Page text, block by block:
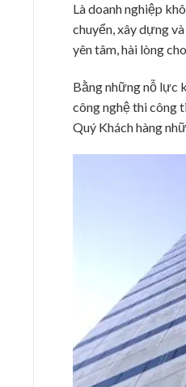
Là doanh nghiệp
chuyển, xây dựng
yên tâm, hài lòng
Bằng những nỗ lực
công nghệ thi công
Quý Khách hàng